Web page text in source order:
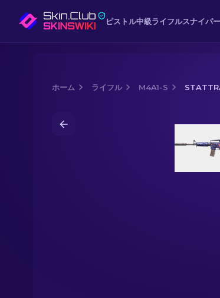
ピストル中級ライフルスナイパ
ホーム ライフル M4A1-S
StatTrak™ M4A1-